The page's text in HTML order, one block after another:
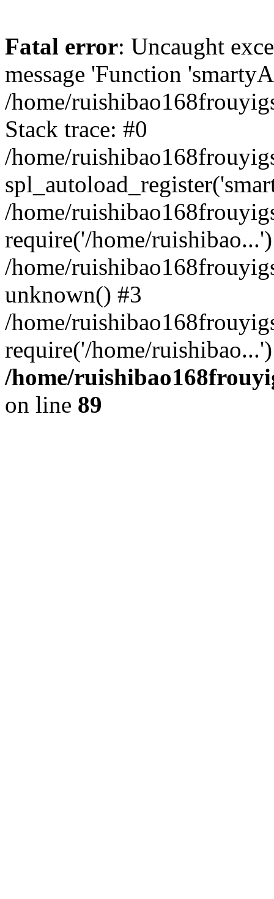
Fatal error: Uncaught
message 'Function
/home/
Stack trace: #0
/home/
/home/
require('/home/
/home/
unknown() #3
/home/
require('/home/
/home/
on line 89